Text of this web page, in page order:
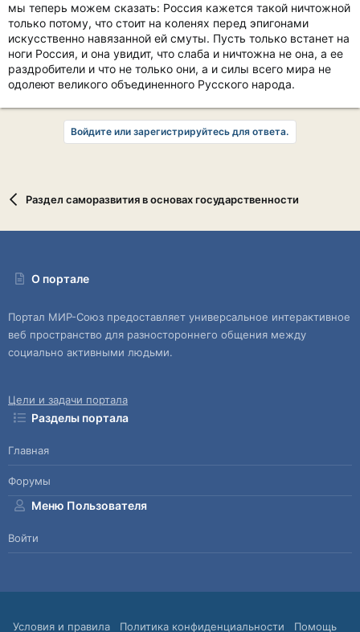
мы теперь можем сказать: Россия кажется такой ничтожной
только потому, что стоит на коленях перед эпигонами
искусственно навязанной ей смуты. Пусть только встанет на
ноги Россия, и она увидит, что слаба и ничтожна не она, а ее
раздробители и что не только они, а и силы всего мира не
одолеют великого объединенного Русского народа.
Войдите или зарегистрируйтесь для ответа.
Раздел саморазвития в основах государственности
О портале
Портал МИР-Союз предоставляет универсальное интерактивное
веб пространство для разностороннего общения между
социально активными людьми.
Цели и задачи портала
Разделы портала
Главная
Форумы
Меню Пользователя
Войти
Условия и правила Политика конфиденциальности Помощь